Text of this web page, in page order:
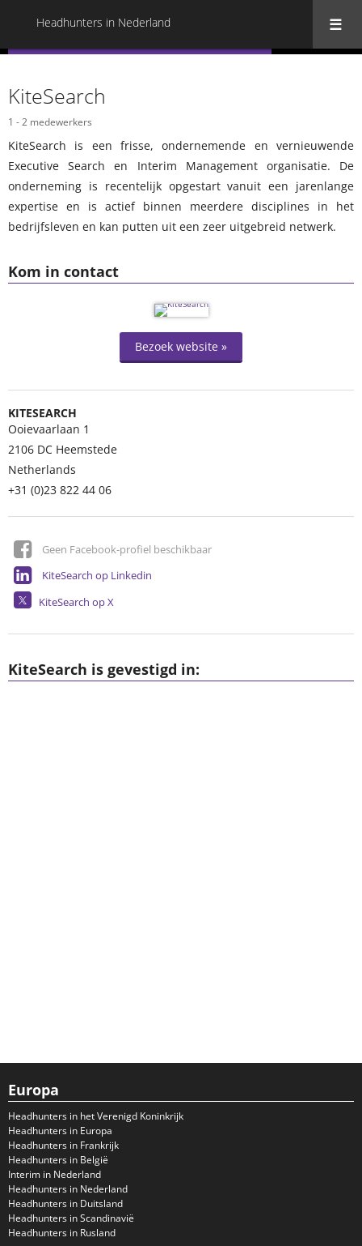
Headhunters in Nederland
Kom in contact
Bezoek website »
KITESEARCH
Ooievaarlaan 1
2106 DC Heemstede
Netherlands
+31 (0)23 822 44 06
Geen Facebook-profiel beschikbaar
KiteSearch op Linkedin
KiteSearch op X
KiteSearch
1 - 2 medewerkers
KiteSearch is een frisse, ondernemende en vernieuwende
Executive Search en Interim Management organisatie. De
onderneming is recentelijk opgestart vanuit een jarenlange
expertise en is actief binnen meerdere disciplines in het
bedrijfsleven en kan putten uit een zeer uitgebreid netwerk.
KiteSearch is gevestigd in:
Europa
Headhunters in het Verenigd Koninkrijk
Headhunters in Europa
Headhunters in Frankrijk
Headhunters in België
Interim in Nederland
Headhunters in Nederland
Headhunters in Duitsland
Headhunters in Scandinavië
Headhunters in Rusland